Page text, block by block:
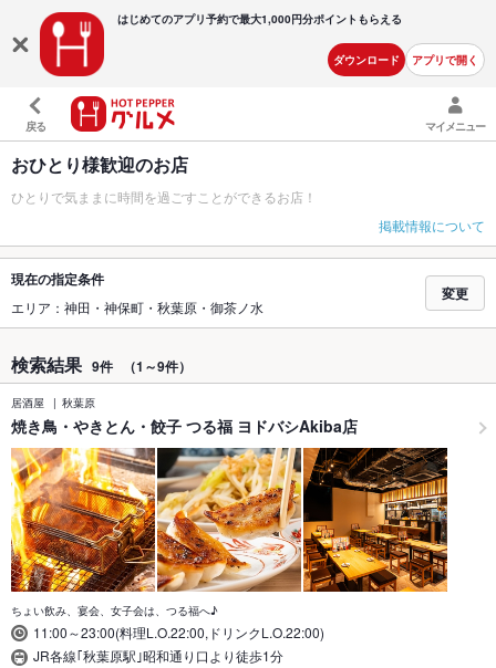
はじめてのアプリ予約で最大1,000円分ポイントもらえる
ダウンロード アプリで開く
戻る マイメニュー
おひとり様歓迎のお店
ひとりで気ままに時間を過ごすことができるお店！
掲載情報について
現在の指定条件
エリア：神田・神保町・秋葉原・御茶ノ水
変更
検索結果 9件 （1～9件）
居酒屋 秋葉原
焼き鳥・やきとん・餃子 つる福 ヨドバシAkiba店
ちょい飲み、宴会、女子会は、つる福へ♪
11:00～23:00(料理L.O.22:00,ドリンクL.O.22:00)
JR各線｢秋葉原駅｣昭和通り口より徒歩1分